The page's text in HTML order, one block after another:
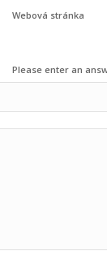
Webová stránka
Please enter an